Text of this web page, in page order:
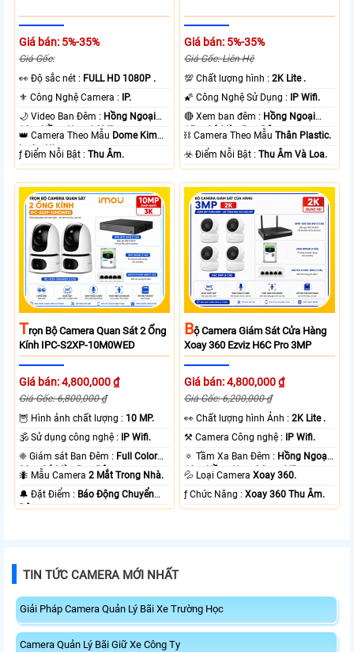
Giá bán: 5%-35%
Giá Gốc:
️👀 Độ sắc nét : FULL HD 1080P .
⚜️ Công Nghệ Camera :
IP.
🌙 Video Ban Đêm : Hồng Ngoại
10m Hồng Ngoại SMD.
👑 Camera Theo Mẫu Dome Kim
loại + Nhựa.
️ƒ Điểm Nỗi Bật :Thu Âm.
Giá bán: 5%-35%
Giá Gốc: Liên Hệ
💯 Chất lượng hình :2K Lite .
🌠 Công Nghệ Sử Dụng :
IP Wifi.
🔴 Xem ban đêm : Hồng Ngoại
15m Có Màu Ban Ðêm.
⛓ Camera Theo MẫuThân Plastic.
️☣️ Điểm Nỗi Bật :Thu Âm Và Loa.
TRọn Bộ Camera Quan Sát 2 Ống
Kính IPC-S2XP-10M0WED
Giá bán: 4,800,000 ₫
Giá Gốc: 6,800,000 ₫
🦉 Hình ảnh chất lượng : 10 MP.
🕉️ Sử dụng công nghệ :
IP Wifi.
❈ Giám sát Ban Đêm : Full Color
20m Có Màu Ban Ðêm.
🐜 Mẫu Camera2 Mắt Trong Nhà.
️🔔 Đặt Điểm : Báo Động Chuyển
Động.
BỘ Camera Giám Sát Cửa Hàng
Xoay 360 Ezviz H6C Pro 3MP
Giá bán: 4,800,000 ₫
Giá Gốc: 6,200,000 ₫
️👀 Chất lượng hình Ảnh :2K Lite .
⚒ Camera Công nghệ :
IP Wifi.
🔅 Tầm Xa Ban Đêm : Hồng Ngoại
10m Hồng Ngoại Smart IR.
💦 Loại CameraXoay 360.
️ƒ Chức Năng :Xoay 360 Thu Âm.
TIN TỨC CAMERA MỚI NHẤT
Giải Pháp Camera Quản Lý Bãi Xe Trường Học
Camera Quản Lý Bãi Giữ Xe Công Ty